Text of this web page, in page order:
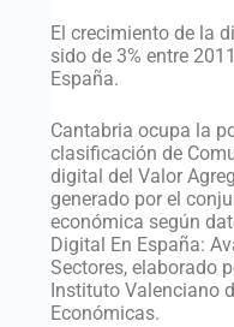
El crecimiento de la
sido de 3% entre
España.
Cantabria ocupa la
clasificación de
digital del Valor
generado por el
económica según
Digital En España:
Sectores, elaborado
Instituto Valenciano
Económicas.